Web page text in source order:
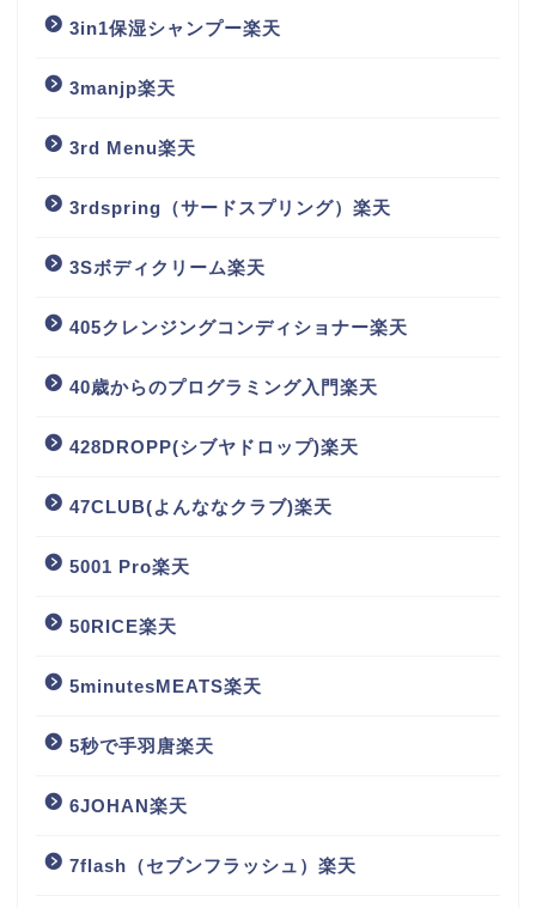
3in1保湿シャンプー楽天
3manjp楽天
3rd Menu楽天
3rdspring（サードスプリング）楽天
3Sボディクリーム楽天
405クレンジングコンディショナー楽天
40歳からのプログラミング入門楽天
428DROPP(シブヤドロップ)楽天
47CLUB(よんななクラブ)楽天
5001 Pro楽天
50RICE楽天
5minutesMEATS楽天
5秒で手羽唐楽天
6JOHAN楽天
7flash（セブンフラッシュ）楽天